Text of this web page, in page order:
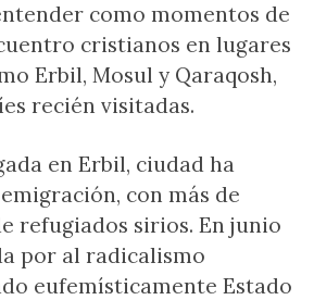
como momentos de
cristianos en lugares
Erbil, Mosul y Qaraqosh,
recién visitadas.
en Erbil, ciudad ha
con más de
refugiados sirios. En junio
por al radicalismo
eufemísticamente Estado